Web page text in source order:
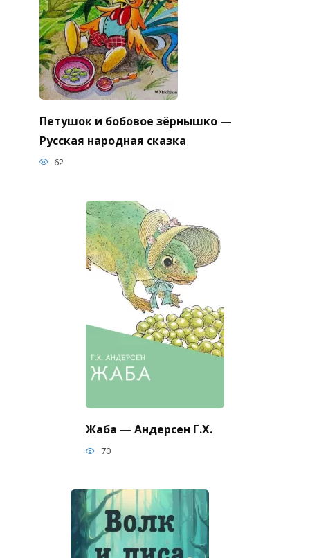
Петушок и бобовое зёрнышко —
Русская народная сказка
62
Жаба — Андерсен Г.Х.
70